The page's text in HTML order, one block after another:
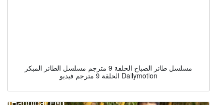
مسلسل طائر الصباح الحلقة 9 مترجم مسلسل الطائر المبكر
الحلقة 9 مترجم فيديو Dailymotion